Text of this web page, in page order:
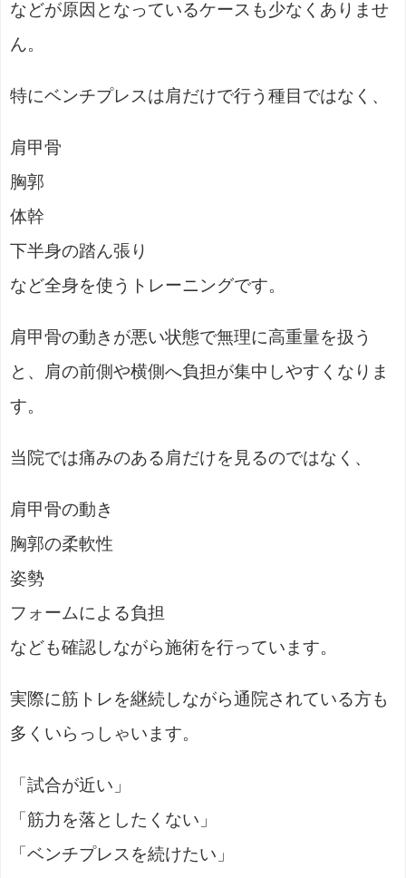
などが原因となっているケースも少なくありませ
ん。
特にベンチプレスは肩だけで行う種目ではなく、
肩甲骨
胸郭
体幹
下半身の踏ん張り
など全身を使うトレーニングです。
肩甲骨の動きが悪い状態で無理に高重量を扱う
と、肩の前側や横側へ負担が集中しやすくなりま
す。
当院では痛みのある肩だけを見るのではなく、
肩甲骨の動き
胸郭の柔軟性
姿勢
フォームによる負担
なども確認しながら施術を行っています。
実際に筋トレを継続しながら通院されている方も
多くいらっしゃいます。
「試合が近い」
「筋力を落としたくない」
「ベンチプレスを続けたい」